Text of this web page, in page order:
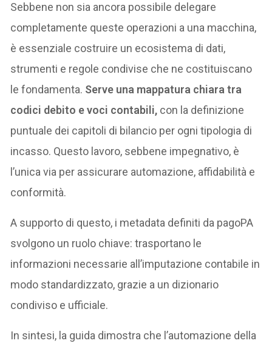
Sebbene non sia ancora possibile delegare
completamente queste operazioni a una macchina,
è essenziale costruire un ecosistema di dati,
strumenti e regole condivise che ne costituiscano
le fondamenta. Serve una mappatura chiara tra
codici debito e voci contabili, con la definizione
puntuale dei capitoli di bilancio per ogni tipologia di
incasso. Questo lavoro, sebbene impegnativo, è
l’unica via per assicurare automazione, affidabilità e
conformità.
A supporto di questo, i metadata definiti da pagoPA
svolgono un ruolo chiave: trasportano le
informazioni necessarie all’imputazione contabile in
modo standardizzato, grazie a un dizionario
condiviso e ufficiale.
In sintesi, la guida dimostra che l’automazione della